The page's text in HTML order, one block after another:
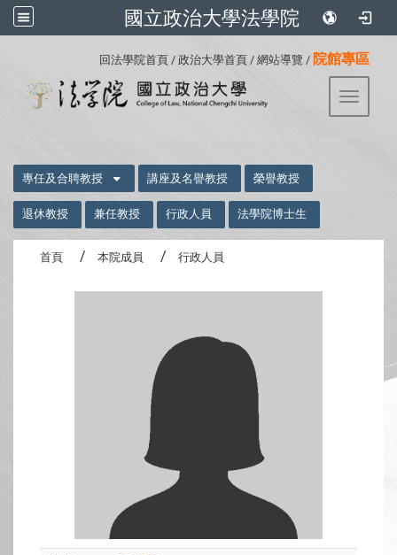
國立政治大學法學院
回法學院首頁 / 政治大學首頁 / 網站導覽 / 院館專區
Toggle
專任及合聘教授 講座及名譽教授 榮譽教授
退休教授 兼任教授 行政人員 法學院博士生
首頁 本院成員 行政人員